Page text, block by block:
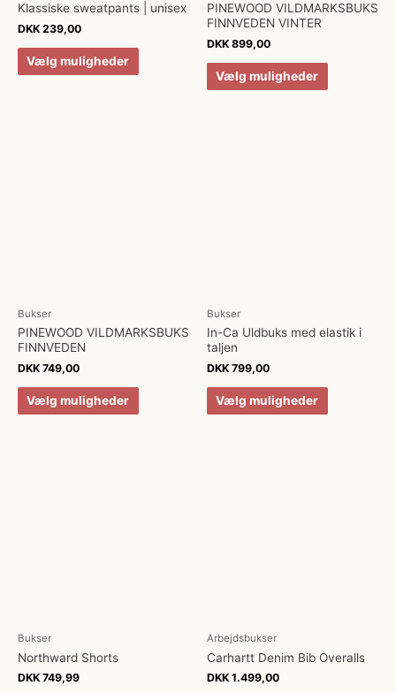
Klassiske sweatpants | unisex
DKK 239,00
Vælg muligheder
PINEWOOD VILDMARKSBUKS
FINNVEDEN VINTER
DKK 899,00
Vælg muligheder
Bukser
PINEWOOD VILDMARKSBUKS
FINNVEDEN
DKK 749,00
Vælg muligheder
Bukser
In-Ca Uldbuks med elastik i
taljen
DKK 799,00
Vælg muligheder
Bukser
Northward Shorts
DKK 749,99
Arbejdsbukser
Carhartt Denim Bib Overalls
DKK 1.499,00